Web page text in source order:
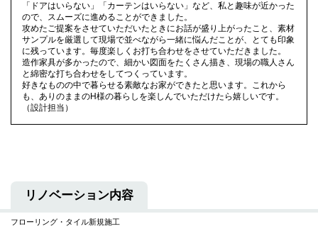
「ドアはいらない」「カーテンはいらない」など、私と趣味が近かった
ので、スムーズに進めることができました。
攻めたご提案をさせていただいたときにお話が盛り上がったこと、素材
サンプルを厳選して現場で並べながら一緒に悩んだことが、とても印象
に残っています。毎度楽しくお打ち合わせをさせていただきました。
造作家具が多かったので、細かい図面をたくさん描き、現場の職人さん
と綿密な打ち合わせをしてつくっています。
好きなものの中で暮らせる素敵なお家ができたと思います。これから
も、ありのままのH様の暮らしを楽しんでいただけたら嬉しいです。
（設計担当）
リノベーション内容
フローリング・タイル新規施工